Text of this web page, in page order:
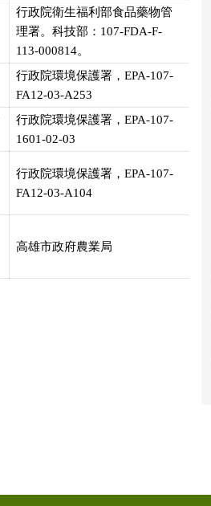
行政院衛生福利部食品藥物管
理署。科技部：107-FDA-F-
113-000814。
行政院環境保護署，EPA-107-
FA12-03-A253
行政院環境保護署，EPA-107-
1601-02-03
行政院環境保護署，EPA-107-
FA12-03-A104
高雄市政府農業局